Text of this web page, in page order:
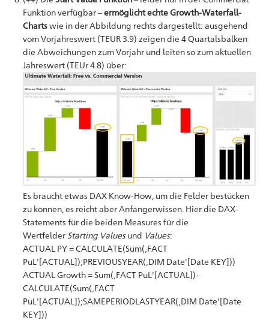
Funktion verfügbar –ermöglicht echte Growth-Waterfall-
Chartswie in der Abbildung rechts dargestellt: ausgehend
vom Vorjahreswert (TEUR 3.9) zeigen die 4 Quartalsbalken
die Abweichungen zum Vorjahr und leiten so zum aktuellen
Jahreswert (TEUr 4.8) über:
Es braucht etwas DAX Know-How, um die Felder bestücken
zu können, es reicht aber Anfängerwissen. Hier die DAX-
Statements für die beiden Measures für die
Wertfelder Starting Valuesund Values:
ACTUAL PY = CALCULATE(Sum(‚FACT
PuL'[ACTUAL]);PREVIOUSYEAR(‚DIM Date'[Date KEY]))
ACTUAL Growth = Sum(‚FACT PuL'[ACTUAL])-
CALCULATE(Sum(‚FACT
PuL'[ACTUAL]);SAMEPERIODLASTYEAR(‚DIM Date'[Date
KEY]))